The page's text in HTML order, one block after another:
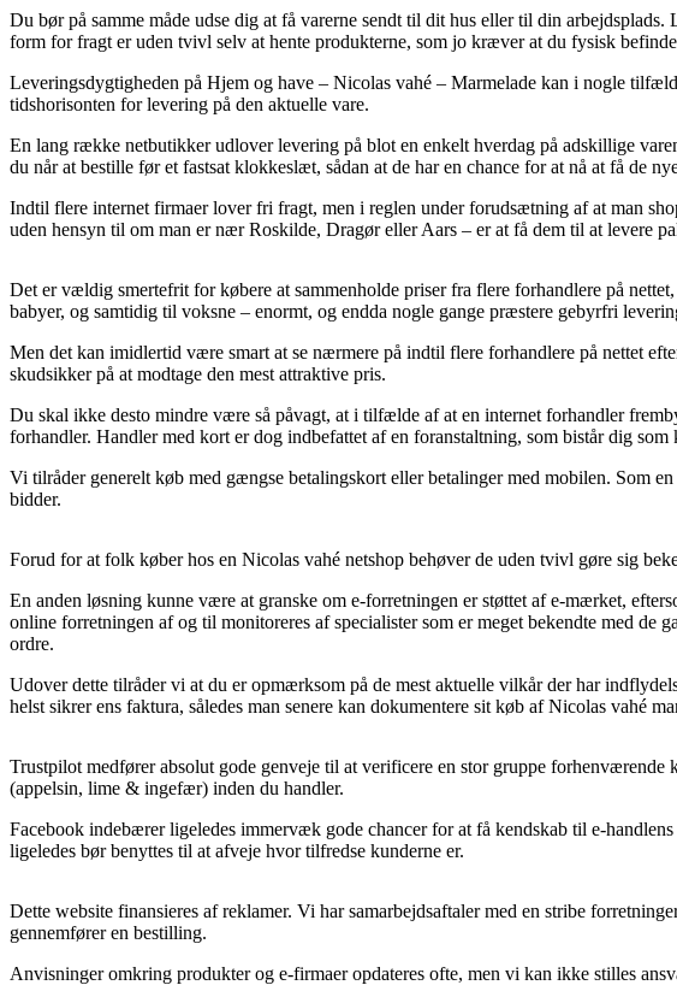
Du bør på samme måde udse dig at få varerne sendt til dit hus eller til din
form for fragt er uden tvivl selv at hente produkterne, som jo kræver at du fysisk
Leveringsdygtigheden på Hjem og have – Nicolas vahé – Marmelade kan i nogle
tidshorisonten for levering på den aktuelle vare.
En lang række netbutikker udlover levering på blot en enkelt hverdag på adskillige
du når at bestille før et fastsat klokkeslæt, sådan at de har en chance for at nå at få de
Indtil flere internet firmaer lover fri fragt, men i reglen under forudsætning af at man
uden hensyn til om man er nær Roskilde, Dragør eller Aars – er at få dem til at levere
Det er vældig smertefrit for købere at sammenholde priser fra flere forhandlere på
babyer, og samtidig til voksne – enormt, og endda nogle gange præstere gebyrfri
Men det kan imidlertid være smart at se nærmere på indtil flere forhandlere på nettet
skudsikker på at modtage den mest attraktive pris.
Du skal ikke desto mindre være så påvagt, at i tilfælde af at en internet forhandler
forhandler. Handler med kort er dog indbefattet af en foranstaltning, som bistår dig
Vi tilråder generelt køb med gængse betalingskort eller betalinger med mobilen. Som
bidder.
Forud for at folk køber hos en Nicolas vahé netshop behøver de uden tvivl gøre sig
En anden løsning kunne være at granske om e-forretningen er støttet af e-mærket,
online forretningen af og til monitoreres af specialister som er meget bekendte med
ordre.
Udover dette tilråder vi at du er opmærksom på de mest aktuelle vilkår der har
helst sikrer ens faktura, således man senere kan dokumentere sit køb af Nicolas
Trustpilot medfører absolut gode genveje til at verificere en stor gruppe
(appelsin, lime & ingefær) inden du handler.
Facebook indebærer ligeledes immervæk gode chancer for at få kendskab til e-
ligeledes bør benyttes til at afveje hvor tilfredse kunderne er.
Dette website finansieres af reklamer. Vi har samarbejdsaftaler med en stribe
gennemfører en bestilling.
Anvisninger omkring produkter og e-firmaer opdateres ofte, men vi kan ikke stilles